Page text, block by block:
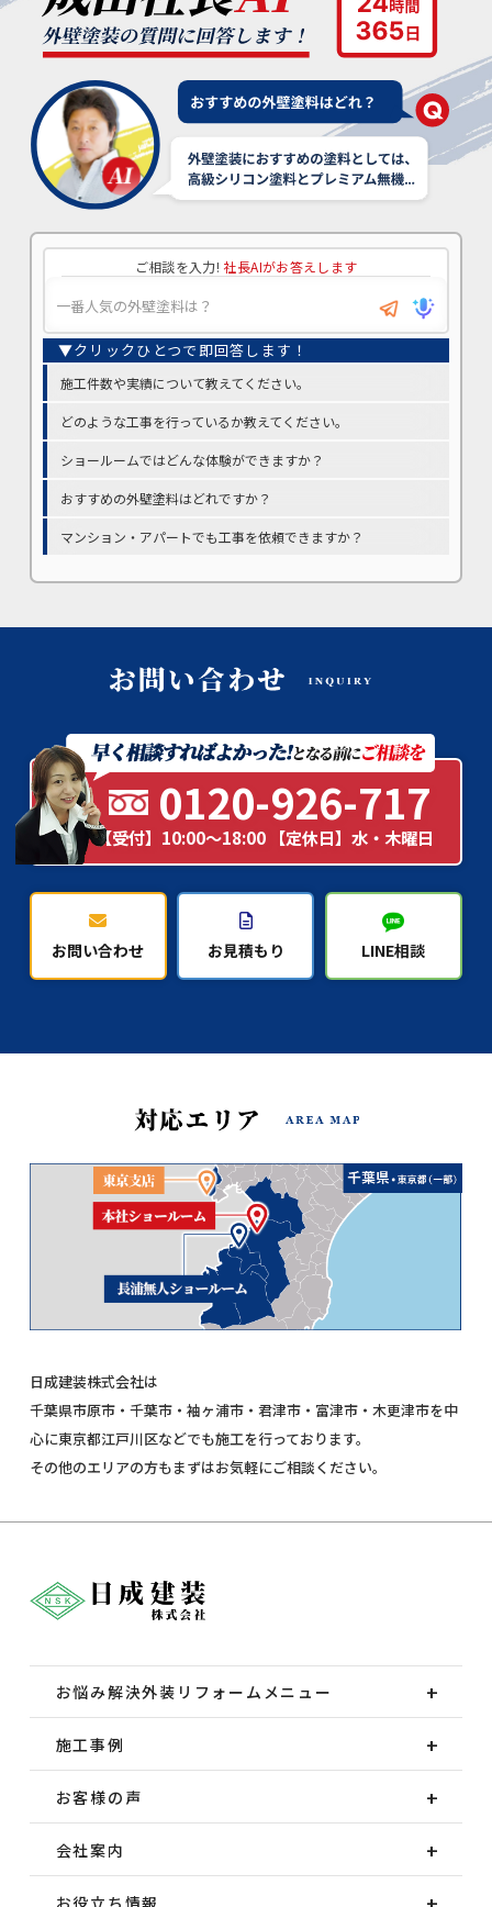
ご相談を入力! 社長AIがお答えします
施工件数や実績について教えてください。
どのような工事を行っているか教えてください。
ショールームではどんな体験ができますか？
おすすめの外壁塗料はどれですか？
マンション・アパートでも工事を依頼できますか？
0120-926-717
【受付】10:00～18:00 【定休日】水・木曜日
お問い合わせ お見積もり LINE相談
日成建装株式会社は
千葉県市原市・千葉市・袖ヶ浦市・君津市・富津市・木更津市を中
心に東京都江戸川区などでも施工を行っております。
その他のエリアの方もまずはお気軽にご相談ください。
お悩み解決外装 リフォームメニュー
施工事例
お客様の声
会社案内
お役立ち情報